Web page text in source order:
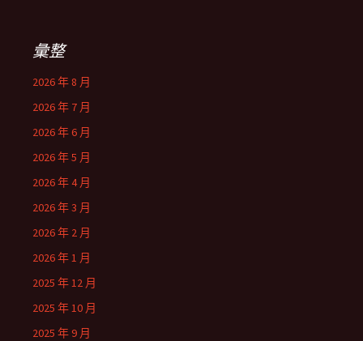
彙整
2026 年 8 月
2026 年 7 月
2026 年 6 月
2026 年 5 月
2026 年 4 月
2026 年 3 月
2026 年 2 月
2026 年 1 月
2025 年 12 月
2025 年 10 月
2025 年 9 月